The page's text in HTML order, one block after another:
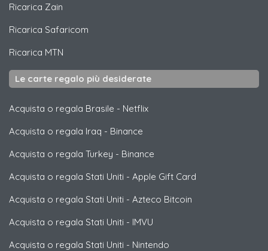
Ricarica Zain
Ricarica Safaricom
Ricarica MTN
Le carte regalo più desiderate
Acquista o regala Brasile - Netflix
Acquista o regala Iraq - Binance
Acquista o regala Turkey - Binance
Acquista o regala Stati Uniti - Apple Gift Card
Acquista o regala Stati Uniti - Azteco Bitcoin
Acquista o regala Stati Uniti - IMVU
Acquista o regala Stati Uniti - Nintendo